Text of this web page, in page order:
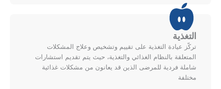
ل
ل
أ
ع
ل
ى
م
ق
ط
ر
ي
ل
ل
ي
التغذية
تركّز عيادة التغذية على تقييم وتشخيص وعلاج المشكلات
المتعلقة بالنظام الغذائي والتغذية، حيث يتم تقديم استشارات
شاملة فردية للمرضى الذين قد يعانون من مشكلات غذائية
مختلفة